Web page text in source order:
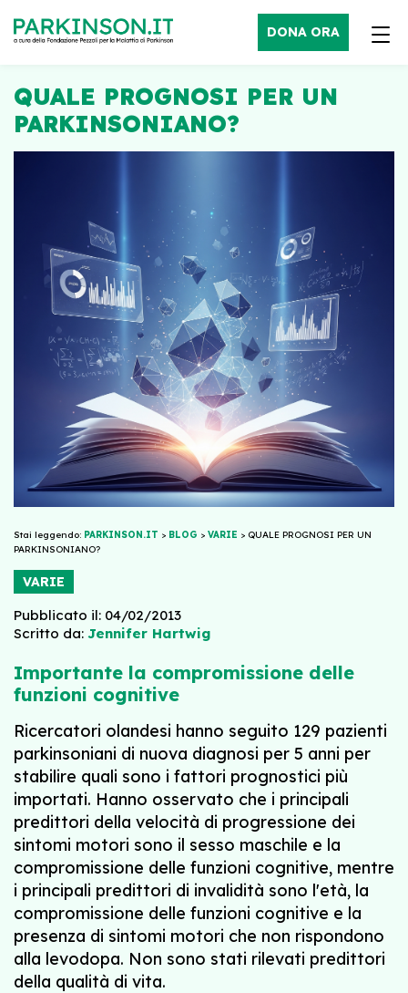
DONA ORA
QUALE PROGNOSI PER UN
PARKINSONIANO?
Stai leggendo: PARKINSON.IT > BLOG > VARIE > QUALE PROGNOSI PER UN
PARKINSONIANO?
VARIE
Pubblicato il: 04/02/2013
Scritto da: Jennifer Hartwig
Importante la compromissione delle
funzioni cognitive
Ricercatori olandesi hanno seguito 129 pazienti
parkinsoniani di nuova diagnosi per 5 anni per
stabilire quali sono i fattori prognostici più
importati. Hanno osservato che i principali
predittori della velocità di progressione dei
sintomi motori sono il sesso maschile e la
compromissione delle funzioni cognitive, mentre
i principali predittori di invalidità sono l'età, la
compromissione delle funzioni cognitive e la
presenza di sintomi motori che non rispondono
alla levodopa. Non sono stati rilevati predittori
della qualità di vita.